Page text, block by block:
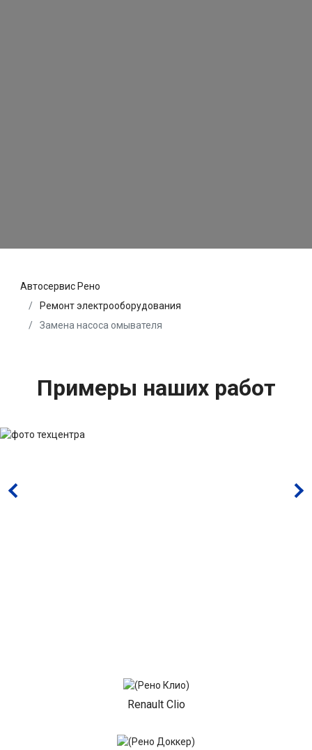
Автосервис Рено
Ремонт электрооборудования
Замена насоса омывателя
Примеры наших работ
Renault Clio